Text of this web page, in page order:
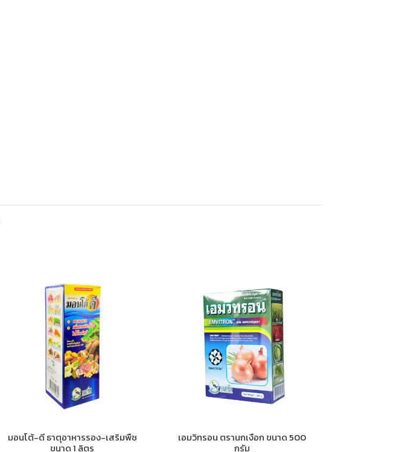
มอนโต้-ดี ธาตุอาหารรอง-เสริมพืช
ขนาด 1 ลิตร
เอมวิทรอน ตรานกเงือก ขนาด 500
กรัม